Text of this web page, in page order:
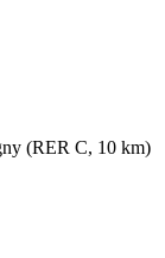
(RER C, 10 km)